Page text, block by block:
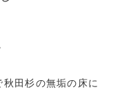
田杉の無垢の床に